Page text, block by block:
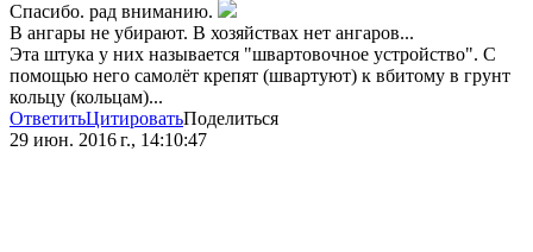
Спасибо. рад вниманию.
В ангары не убирают. В хозяйствах нет ангаров...
Эта штука у них называется "швартовочное устройство". С
помощью него самолёт крепят (швартуют) к вбитому в грунт
кольцу (кольцам)...
ОтветитьЦитироватьПоделиться
29 июн. 2016 г., 14:10:47